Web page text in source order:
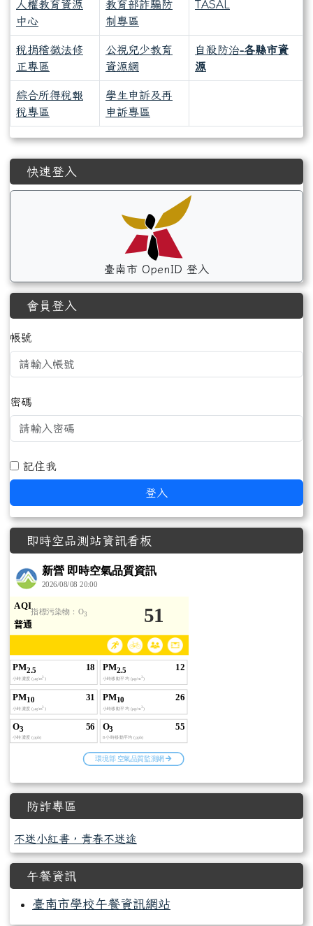
人權教育資源
中心
教育部詐騙防
制專區
TASAL
稅捐稽徵法修
正專區
公視兒少教育
資源網
自殺防治-各縣市資
源
綜合所得稅報
稅專區
學生申訴及再
申訴專區
左邊區域內容
快速登入
臺南市 OpenID 登入
會員登入
帳號
密碼
記住我
登入
即時空品測站資訊看板
防詐專區
不迷小紅書，青春不迷途
午餐資訊
臺南市學校午餐資訊網站